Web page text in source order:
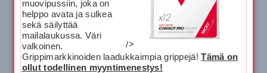
/>
muovipussiin, joka on
helppo avata ja sulkea
sekä säilyttää
mailalaukussa. Väri
valkoinen.
Grippimarkkinoiden laadukkaimpia grippejä!Tämä on
ollut todellinen myyntimenestys!